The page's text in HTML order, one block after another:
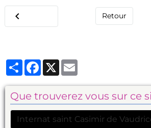
Retour
PartagerFacebook
X
Que trouverez vous sur ce